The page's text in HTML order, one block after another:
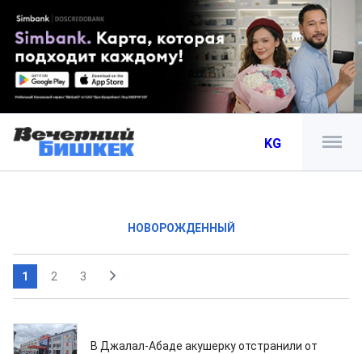
KG
НОВОРОЖДЕННЫЙ
1 2 3
03.06.2026
В Джалал-Абаде акушерку отстранили от